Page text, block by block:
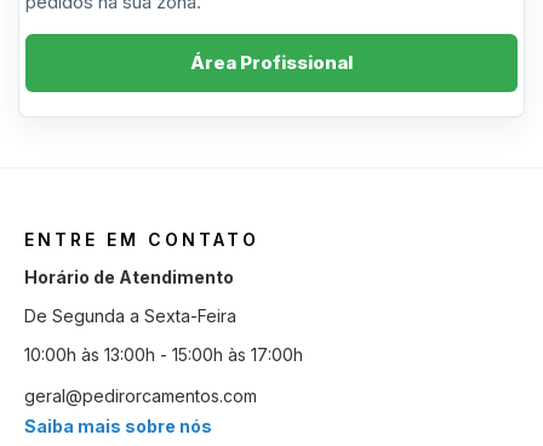
Área Profissional
ENTRE EM CONTATO
Horário de Atendimento
De Segunda a Sexta-Feira
10:00h às 13:00h - 15:00h às 17:00h
geral@pedirorcamentos.com
Saiba mais sobre nós